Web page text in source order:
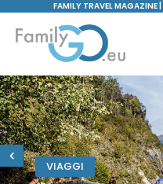
FAMILY TRAVEL MAGAZINE |
VIAGGI